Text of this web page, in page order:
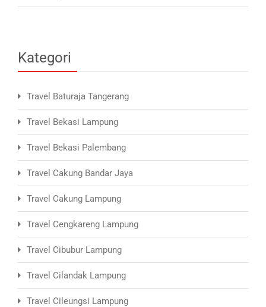
Kategori
Travel Baturaja Tangerang
Travel Bekasi Lampung
Travel Bekasi Palembang
Travel Cakung Bandar Jaya
Travel Cakung Lampung
Travel Cengkareng Lampung
Travel Cibubur Lampung
Travel Cilandak Lampung
Travel Cileungsi Lampung